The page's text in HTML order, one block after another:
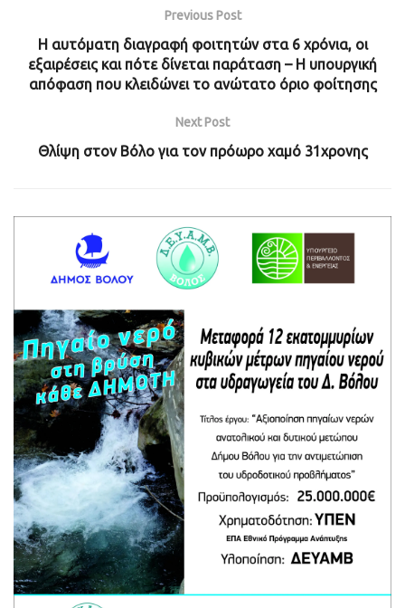
Previous Post
Η αυτόματη διαγραφή φοιτητών στα 6 χρόνια, οι
εξαιρέσεις και πότε δίνεται παράταση – Η υπουργική
απόφαση που κλειδώνει το ανώτατο όριο φοίτησης
Next Post
Θλίψη στον Βόλο για τον πρόωρο χαμό 31χρονης